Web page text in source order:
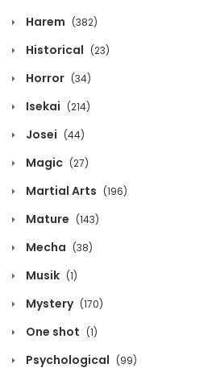
Volume 13 Chapter 10
July 2, 2023
Volume 13 Chapter 9
July 2, 2023
Volume 13 Chapter 7
July 2, 2023
Volume 13 Chapter 6
July 2, 2023
Harem (382)
Historical (23)
Horror (34)
Isekai (214)
Josei (44)
Magic (27)
Martial Arts (196)
Mature (143)
Mecha (38)
Musik (1)
Mystery (170)
One shot (1)
Psychological (99)